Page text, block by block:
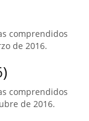
comprendidos
de 2016.
comprendidos
de 2016.